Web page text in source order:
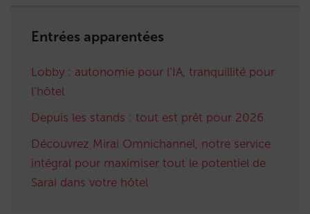
Entrées apparentées
Lobby : autonomie pour l’IA, tranquillité pour
l’hôtel
Depuis les stands : tout est prêt pour 2026
Découvrez Mirai Omnichannel, notre service
intégral pour maximiser tout le potentiel de
Sarai dans votre hôtel